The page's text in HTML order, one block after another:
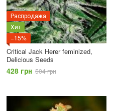
Распродажа
Хит
−15%
Critical Jack Herer feminized,
Delicious Seeds
428 грн 504 грн